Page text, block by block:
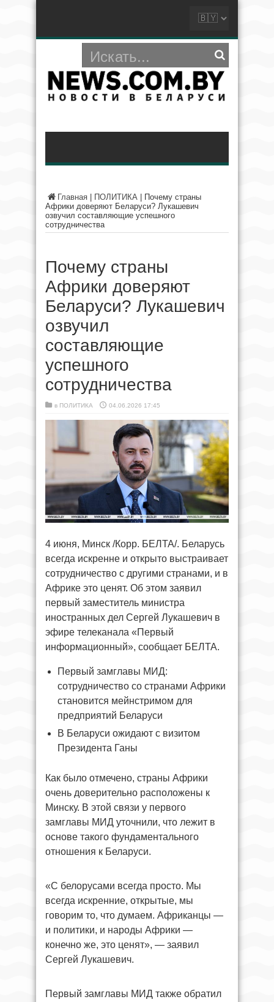
Главная ПОЛИТИКА
Почему страны
Африки доверяют Беларуси? Лукашевич
озвучил составляющие успешного
сотрудничества
Почему страны
Африки доверяют
Беларуси? Лукашевич
озвучил
составляющие
успешного
сотрудничества
в ПОЛИТИКА 04.06.2026 17:45
4 июня, Минск /Корр. БЕЛТА/. Беларусь
всегда искренне и открыто выстраивает
сотрудничество с другими странами, и в
Африке это ценят. Об этом заявил
первый заместитель министра
иностранных дел Сергей Лукашевич в
эфире телеканала «Первый
информационный», сообщает БЕЛТА.
Первый замглавы МИД:
сотрудничество со странами Африки
становится мейнстримом для
предприятий Беларуси
В Беларуси ожидают с визитом
Президента Ганы
Как было отмечено, страны Африки
очень доверительно расположены к
Минску. В этой связи у первого
замглавы МИД уточнили, что лежит в
основе такого фундаментального
отношения к Беларуси.
«С белорусами всегда просто. Мы
всегда искренние, открытые, мы
говорим то, что думаем. Африканцы —
и политики, и народы Африки —
конечно же, это ценят», — заявил
Сергей Лукашевич.
Первый замглавы МИД также обратил